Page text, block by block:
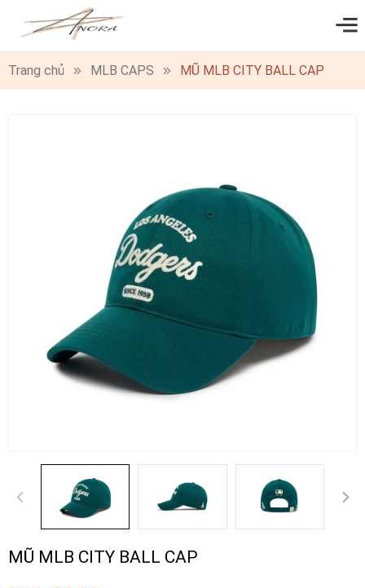
0
Trang chủ MLB CAPS MŨ MLB CITY BALL CAP
MŨ MLB CITY BALL CAP